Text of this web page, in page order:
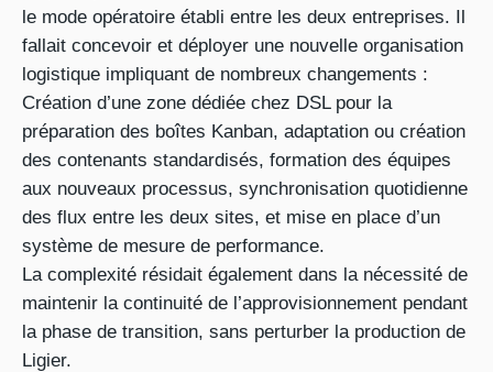
le mode opératoire établi entre les deux entreprises. Il
fallait concevoir et déployer une nouvelle organisation
logistique impliquant de nombreux changements :
Création d’une zone dédiée chez DSL pour la
préparation des boîtes Kanban, adaptation ou création
des contenants standardisés, formation des équipes
aux nouveaux processus, synchronisation quotidienne
des flux entre les deux sites, et mise en place d’un
système de mesure de performance.
La complexité résidait également dans la nécessité de
maintenir la continuité de l’approvisionnement pendant
la phase de transition, sans perturber la production de
Ligier.